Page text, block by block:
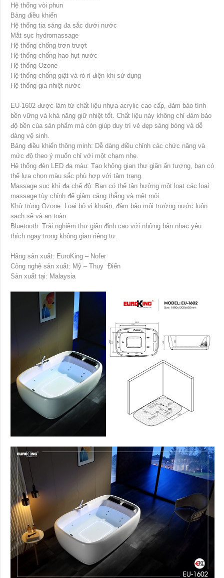
Hệ thống vòi phun
Bảng điều khiển
Hệ thống tia sáng đa sắc dưới nước
Mắt sục hydromassage
Hệ thống chống trơn trượt
Hệ thống chống hao hụt nước
Hệ thống Ozone
Hệ thống chống giật và rò rỉ điện khi sử dụng
Hệ thống gia nhiệt nước
EU-1602 được làm từ chất liệu nhựa acrylic cao cấp, đảm bảo tính
bền vững và khả năng giữ nhiệt tốt. Chất liệu này không chỉ đảm bảo
độ bền của sản phẩm mà còn giúp duy trì vẻ đẹp sáng bóng và dễ
dàng vệ sinh.
Bảng điều khiển thông minh: Dễ dàng điều chỉnh các chức năng và
mức độ theo ý muốn chỉ với một chạm nhẹ.
Hệ thống đèn LED đa màu: Tạo không gian thư giãn ấn tượng, bạn có
thể lựa chọn màu sắc phù hợp với tâm trạng.
Massage sục khí đa chế độ: Bạn có thể tận hưởng một loạt các loại
massage tùy chỉnh để giảm căng thẳng và mệt mỏi.
Khử trùng Ozone: Loại bỏ vi khuẩn, đảm bảo môi trường nước luôn
sạch sẽ và an toàn.
Bluetooth: Trải nghiệm thư giãn đỉnh cao với những bản nhạc yêu
thích ngay trong không gian riêng tư.
Hãng sản xuất: EuroKing – Nofer
Công nghệ sản xuất: Mỹ – Thụy Điển
Sản xuất tại: Malaysia